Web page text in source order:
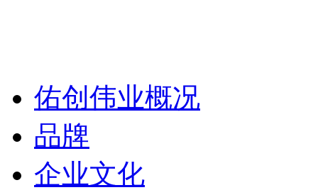
佑创伟业概况
品牌
企业文化